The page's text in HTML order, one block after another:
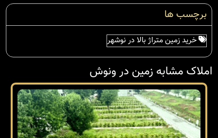
برچسب ها
خرید زمین متراژ بالا در نوشهر
املاک مشابه زمین در ونوش